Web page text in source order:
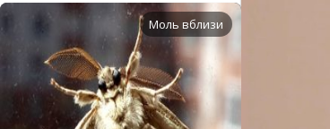
Моль вблизи